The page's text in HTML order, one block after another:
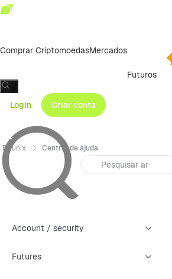
Comprar CriptomoedasMercados
Futuros
Login
Criar conta
Bitunix Central de ajuda
Account / security
Futures